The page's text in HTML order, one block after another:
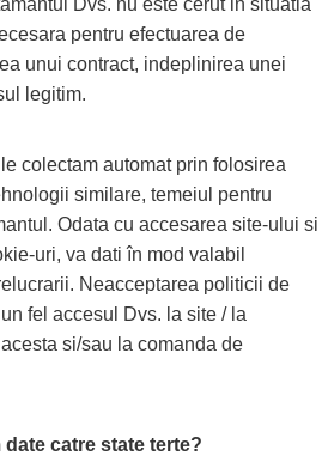
Dvs. nu este cerut in situatia
pentru efectuarea de
unui contract, indeplinirea unei
legitim.
colectam automat prin folosirea
similare, temeiul pentru
Odata cu accesarea site-ului si
uri, va dati în mod valabil
Neacceptarea politicii de
fel accesul Dvs. la site / la
si/sau la comanda de
date catre state terte?